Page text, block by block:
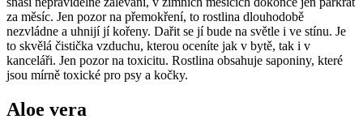
za měsíc. Jen pozor na přemokření, to rostlina dlouhodobě
nezvládne a uhnijí jí kořeny. Dařit se jí bude na světle i ve stínu. Je
to skvělá čistička vzduchu, kterou oceníte jak v bytě, tak i v
kanceláři. Jen pozor na toxicitu. Rostlina obsahuje saponiny, které
jsou mírně toxické pro psy a kočky.
Aloe vera